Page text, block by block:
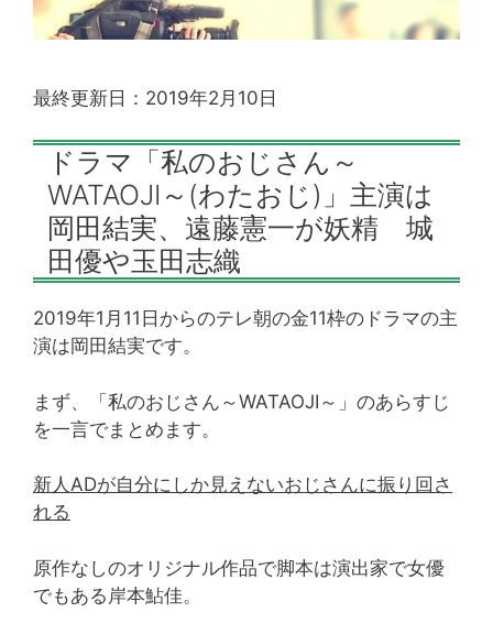
最終更新日：2019年2月10日
ドラマ「私のおじさん～
WATAOJI～(わたおじ)」主演は
岡田結実、遠藤憲一が妖精 城
田優や玉田志織
2019年1月11日からのテレ朝の金11枠のドラマの主
演は岡田結実です。
まず、「私のおじさん～WATAOJI～」のあらすじ
を一言でまとめます。
新人ADが自分にしか見えないおじさんに振り回さ
れる
原作なしのオリジナル作品で脚本は演出家で女優
でもある岸本鮎佳。